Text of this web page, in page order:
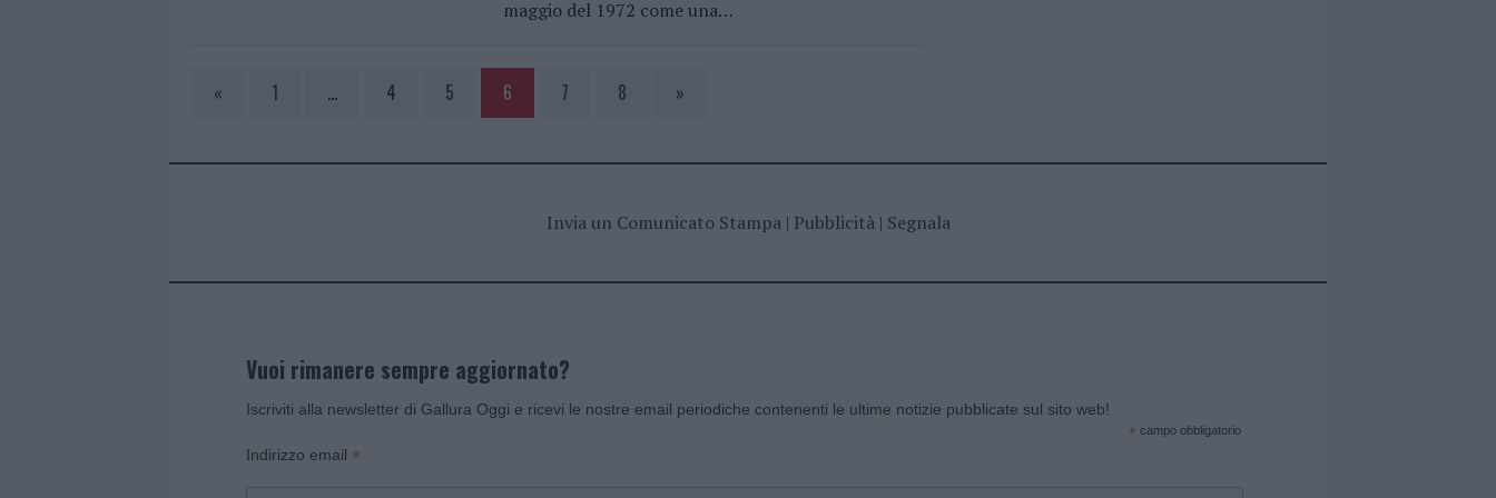
maggio del 1972 come una…
« 1 … 4 5 6 7 8 »
Invia un Comunicato Stampa| Pubblicità| Segnala
Vuoi rimanere sempre aggiornato?
Iscriviti alla newsletter di Gallura Oggi e ricevi le nostre email periodiche contenenti le ultime notizie pubblicate sul sito web!
* campo obbligatorio
Indirizzo email *